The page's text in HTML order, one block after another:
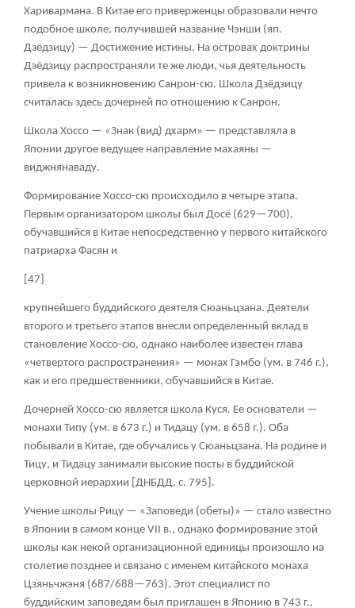
Харивармана. В Китае его приверженцы образовали нечто
подобное школе, получившей название Чэнши (яп.
Дзёдзицу) — Достижение истины. На островах доктрины
Дзёдзицу распространяли те же люди, чья деятельность
привела к возникновению Санрон-сю. Школа Дзёдзицу
считалась здесь дочерней по отношению к Санрон.
Школа Хоссо — «Знак (вид) дхарм» — представляла в
Японии другое ведущее направление махаяны —
виджнянаваду.
Формирование Хоссо-сю происходило в четыре этапа.
Первым организатором школы был Досё (629—700),
обучавшийся в Китае непосредственно у первого китайского
патриарха Фасян и
[47]
крупнейшего буддийского деятеля Сюаньцзана. Деятели
второго и третьего этапов внесли определенный вклад в
становление Хоссо-сю, однако наиболее известен глава
«четвертого распространения» — монах Гэмбо (ум. в 746 г.),
как и его предшественники, обучавшийся в Китае.
Дочерней Хоссо-сю является школа Куся. Ее основатели —
монахи Типу (ум. в 673 г.) и Тидацу (ум. в 658 г.). Оба
побывали в Китае, где обучались у Сюаньцзана. На родине и
Тицу, и Тидацу занимали высокие посты в буддийской
церковной иерархии [ДНБДД, с. 795].
Учение школы Рицу — «Заповеди (обеты)» — стало известно
в Японии в самом конце VII в., однако формирование этой
школы как некой организационной единицы произошло на
столетие позднее и связано с именем китайского монаха
Цзяньчжэня (687/688—763). Этот специалист по
буддийским заповедям был приглашен в Японию в 743 г.,